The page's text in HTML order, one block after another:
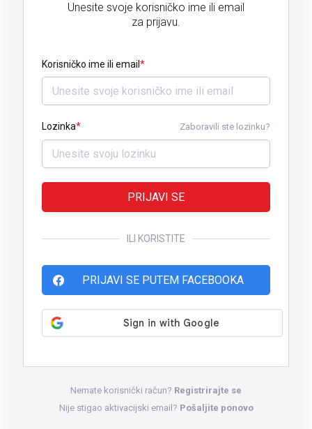
Unesite svoje korisničko ime ili email
za prijavu.
Korisničko ime ili email
Lozinka Zaboravili ste lozinku?
PRIJAVI SE
ILI KORISTITE
PRIJAVI SE PUTEM FACEBOOKA
Nemate korisnički račun? Registrirajte se
Nije stigao aktivacijski email? Pošaljite ponovo